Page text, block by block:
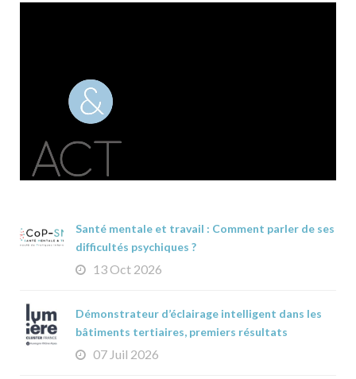
Santé mentale et travail : Comment parler de ses
difficultés psychiques ?
13 Oct 2026
Démonstrateur d’éclairage intelligent dans les
bâtiments tertiaires, premiers résultats
07 Juil 2026